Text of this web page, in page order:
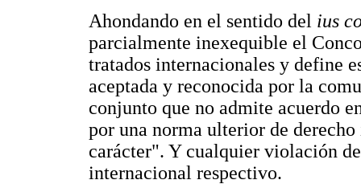
Ahondando en el sentido del ius
parcialmente inexequible el
tratados internacionales y define
aceptada y reconocida por la
conjunto que no admite acuerdo
por una norma ulterior de
carácter". Y cualquier violación
internacional respectivo.